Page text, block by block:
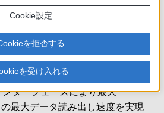
ンターフェースによる高速転送
ターフェースにより最大
最大データ読み出し速度を実現
Cookie設定
を拒否する
を受け入れる